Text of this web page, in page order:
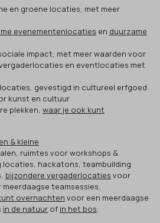
en groene locaties, met meer
evenementenlocaties en duurzame
impact, met meer waarden voor
en eventlocaties met
locaties, gevestigd in cultureel erfgoed
kunst en cultuur
plekken, waar je ook kunt
& kleine
ruimtes voor workshops &
locaties, hackatons, teambuilding
bijzondere vergaderlocaties voor
teamsessies.
overnachten voor een meerdaagse
in de natuur of in het bos.